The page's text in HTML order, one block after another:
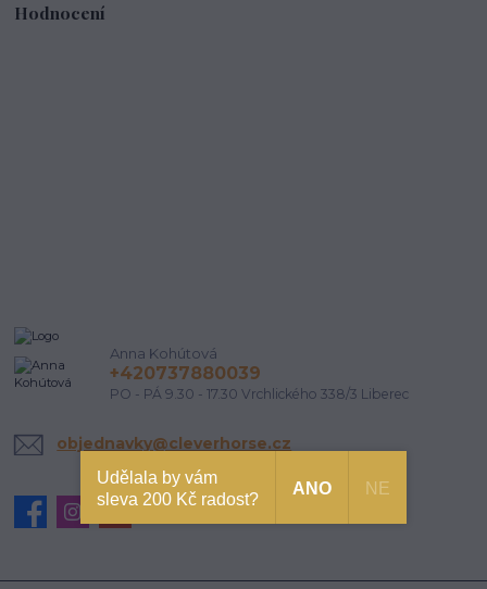
Hodnocení
Anna Kohútová
+420737880039
PO - PÁ 9.30 - 17.30 Vrchlického 338/3 Liberec
objednavky@cleverhorse.cz
Udělala by vám
sleva 200 Kč radost?
ANO NE